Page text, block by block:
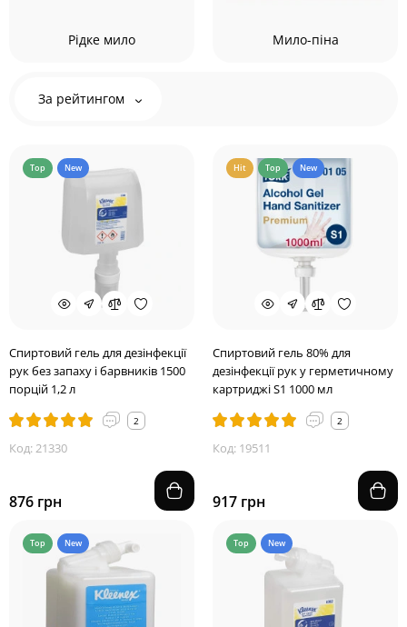
Рідке мило Мило-піна
За рейтингом
Top New
Спиртовий гель для дезінфекції
рук без запаху і барвників 1500
порцій 1,2 л
2
Код: 21330
876 грн
Hit Top New
Спиртовий гель 80% для
дезінфекції рук у герметичному
картриджі S1 1000 мл
2
Код: 19511
917 грн
Top New Top New